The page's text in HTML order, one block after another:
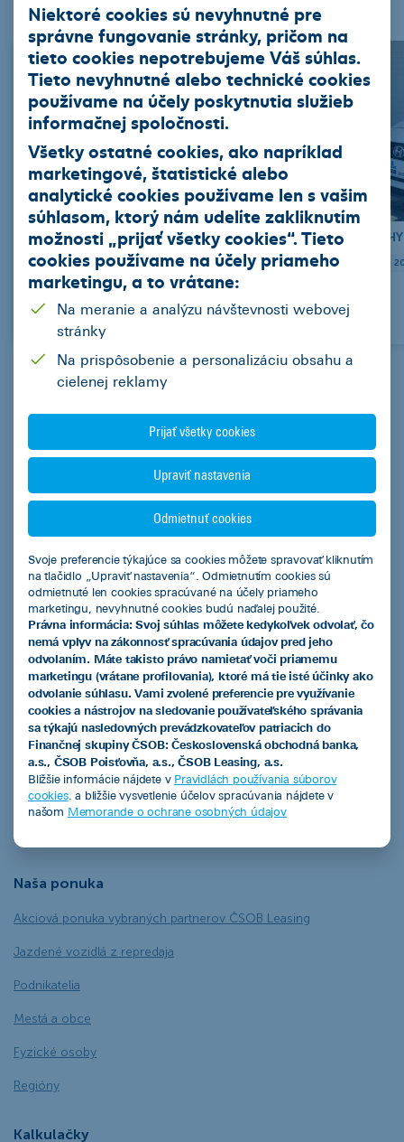
Nákladné vozidla Stroje
OPEL Vivaro Van dodávka (C) Diesel
2021 19955 skrina Manuál (6 st.) Diesel 88
Pozrieť všetky
ČSOB Leasing a.s.
Produkty
Leasingový úver
Smart finančný leasing
Operatívny leasing
EIB úver so zvýhodneným úrokom
Naša ponuka
Akciová ponuka vybraných partnerov ČSOB Leasing
Jazdené vozidlá z repredaja
Podnikatelia
Mestá a obce
Fyzické osoby
Regióny
Kalkulačky
Niektoré cookies sú nevyhnutné pre
správne fungovanie stránky, pričom na
tieto cookies nepotrebujeme Váš súhlas.
Tieto nevyhnutné alebo technické cookies
používame na účely poskytnutia služieb
informačnej spoločnosti.
Všetky ostatné cookies, ako napríklad
marketingové, štatistické alebo
analytické cookies používame len s vašim
súhlasom, ktorý nám udelíte zakliknutím
možnosti „prijať všetky cookies“. Tieto
cookies používame na účely priameho
marketingu, a to vrátane:
Na meranie a analýzu návštevnosti webovej
stránky
Na prispôsobenie a personalizáciu obsahu a
cielenej reklamy
Prijať všetky cookies
Upraviť nastavenia
Odmietnuť cookies
Svoje preferencie týkajúce sa cookies môžete spravovať kliknutím
na tlačidlo „Upraviť nastavenia“. Odmietnutím cookies sú
odmietnuté len cookies spracúvané na účely priameho
marketingu, nevyhnutné cookies budú naďalej použité.
Právna informácia: Svoj súhlas môžete kedykoľvek odvolať, čo
nemá vplyv na zákonnosť spracúvania údajov pred jeho
odvolaním. Máte takisto právo namietať voči priamemu
marketingu (vrátane profilovania), ktoré má tie isté účinky ako
odvolanie súhlasu. Vami zvolené preferencie pre využívanie
cookies a nástrojov na sledovanie používateľského správania
sa týkajú nasledovných prevádzkovateľov patriacich do
Finančnej skupiny ČSOB: Československá obchodná banka,
a.s., ČSOB Poisťovňa, a.s., ČSOB Leasing, a.s.
Bližšie informácie nájdete v Pravidlách používania súborov
cookies. a bližšie vysvetlenie účelov spracúvania nájdete v
našom Memorande o ochrane osobných údajov